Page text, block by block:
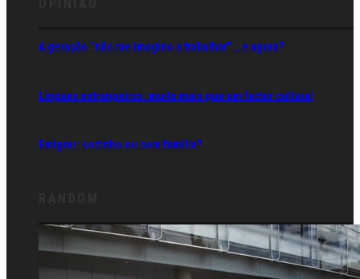
A geração “não me imagino a trabalhar”… e agora?
Línguas estrangeiras: muito mais que um factor cultural
Emigrar: sozinho ou com família?